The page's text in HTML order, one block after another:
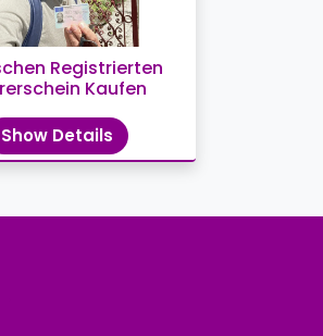
Registrierten
Kaufen
Show Details